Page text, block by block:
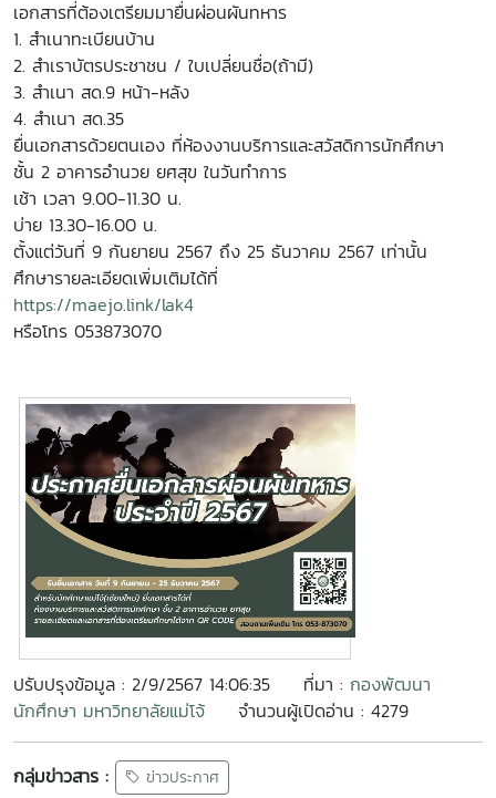
เอกสารที่ต้องเตรียมมายื่นผ่อนผันทหาร
1. สำเนาทะเบียนบ้าน
2. สำเราบัตรประชาชน / ใบเปลี่ยนชื่อ(ถ้ามี)
3. สำเนา สด.9 หน้า-หลัง
4. สำเนา สด.35
ยื่นเอกสารด้วยตนเอง ที่ห้องงานบริการและสวัสดิการนักศึกษา
ชั้น 2 อาคารอำนวย ยศสุข ในวันทำการ
เช้า เวลา 9.00-11.30 น.
บ่าย 13.30-16.00 น.
ตั้งแต่วันที่ 9 กันยายน 2567 ถึง 25 ธันวาคม 2567 เท่านั้น
ศึกษารายละเอียดเพิ่มเติมได้ที่
https://maejo.link/lak4
หรือโทร 053873070
ปรับปรุงข้อมูล : 2/9/2567 14:06:35 ที่มา : กองพัฒนา
นักศึกษา มหาวิทยาลัยแม่โจ้
จำนวนผู้เปิดอ่าน : 4279
กลุ่มข่าวสาร : ข่าวประกาศ